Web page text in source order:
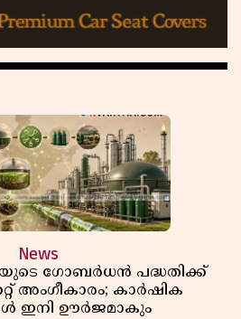
News
ഗോബർധൻ പദ്ധതിക്ക്
അംഗീകാരം; കാർഷിക
ഇനി ഊർജമാകും